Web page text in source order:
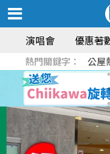
演唱會 優惠著
熱門關鍵字： 公屋